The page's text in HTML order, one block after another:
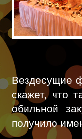
Вездесущие
скажет, что
обильной
получило